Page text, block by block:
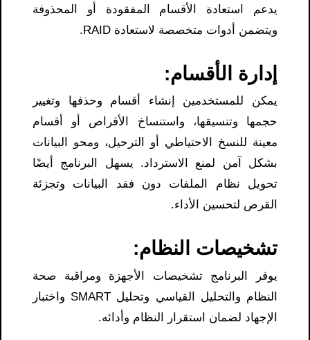
يدعم استعادة الأقسام المفقودة أو المحذوفة
ويتضمن أدوات متخصصة لاستعادة RAID.
إدارة الأقسام:
يمكن للمستخدمين إنشاء أقسام وحذفها وتغيير
حجمها وتنسيقها، واستنساخ الأقراص أو أقسام
معينة للنسخ الاحتياطي أو الترحيل، ومحو البيانات
بشكل آمن لمنع الاسترداد. يسهل البرنامج أيضًا
تحويل نظام الملفات دون فقد البيانات وتجزئة
القرص لتحسين الأداء.
تشخيصات النظام:
يوفر البرنامج تشخيصات الأجهزة ومراقبة صحة
النظام والتحليل القياسي وتحليل SMART واختبار
الإجهاد لضمان استقرار النظام وأدائه.